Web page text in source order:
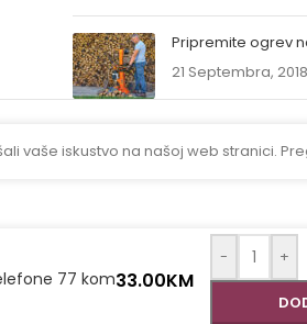
Pripremite ogrev
21 Septembra, 2018
vaše iskustvo na našoj web stranici.
77 kom33.00KM
- +